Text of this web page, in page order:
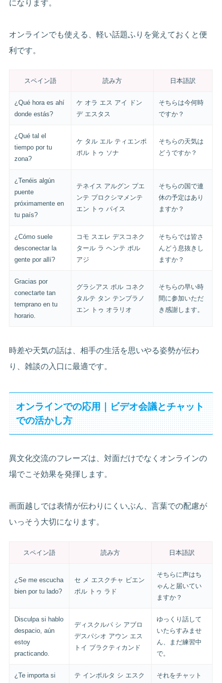
になります。
オンラインでも使える、軽い話題ふりを覚えておくと便
利です。
スペイン語 読み方 日本語訳
¿Qué hora es ahí
donde estás?
ケ オラ エス アイ ドン
デ エスタス
そちらは今何時
ですか？
¿Qué tal el
tiempo por tu
zona?
ケ タル エル ティエンポ
ポル トゥ ソナ
そちらの天気は
どうですか？
¿Tenéis algún
puente
próximamente en
tu país?
テネイス アルグン プエ
ンテ プロクシマメンテ
エン トゥ パイス
そちらの国で連
休の予定はあり
ますか？
¿Cómo suele
desconectar la
gente por allí?
コモ スエレ デスコネク
タール ラ ヘンテ ポル
アジ
そちらでは皆さ
んどう息抜きし
ますか？
Gracias por
conectarte tan
temprano en tu
horario.
グラシアス ポル コネク
タルテ タン テンプラノ
エン トゥ オラリオ
そちらの早い時
間に参加いただ
き感謝します。
時差や天気の話は、相手の生活を思いやる姿勢が伝わ
り、雑談の入口に最適です。
オンラインでの応用｜ビデオ会議とチャット
での活かし方
異文化交流のフレーズは、対面だけでなくオンラインの
場でこそ効果を発揮します。
画面越しでは表情が伝わりにくいぶん、言葉での配慮が
いっそう大切になります。
スペイン語 読み方 日本語訳
¿Se me escucha
bien por tu lado?
セ メ エスクチャ ビエン
ポル トゥ ラド
そちらに声はち
ゃんと届いてい
ますか？
Disculpa si hablo
despacio, aún
estoy
practicando.
ディスクルパ シ アブロ
デスパシオ アウン エス
トイ プラクティカンド
ゆっくり話して
いたらすみませ
ん、まだ練習中
で。
¿Te importa si
テ インポルタ シ エスク
それをチャット